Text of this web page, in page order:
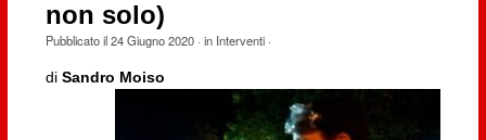
non solo)
Pubblicato il24 Giugno 2020· in Interventi·
di Sandro Moiso